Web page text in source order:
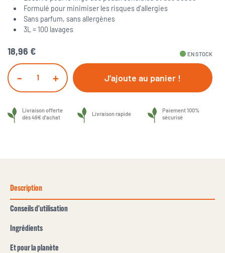
Formulé pour minimiser les risques d'allergies
Sans parfum, sans allergènes
3L = 100 lavages
18,96 € fiber_manual_record EN STOCK
- + J’ajoute au panier !
Livraison offerte
dès 49€ d’achat
Livraison rapide
Paiement 100%
sécurisé
Description
Conseils d'utilisation
Ingrédients
Et pour la planète